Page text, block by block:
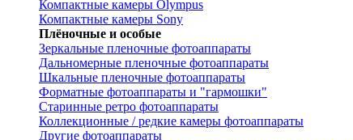
Компактные камеры Olympus
Компактные камеры Sony
Плёночные и особые
Зеркальные пленочные фотоаппараты
Дальномерные пленочные фотоаппараты
Шкальные пленочные фотоаппараты
Форматные фотоаппараты и "гармошки"
Старинные ретро фотоаппараты
Коллекционные / редкие камеры фотоаппараты
Другие фотоаппараты